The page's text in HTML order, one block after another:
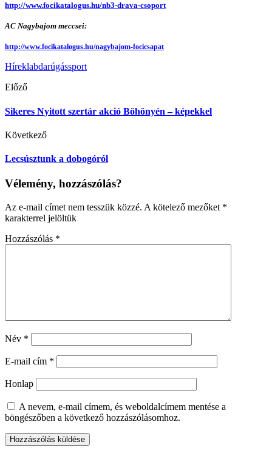
http://www.focikatalogus.hu/nb3-drava-csoport
AC Nagybajom meccsei:
http://www.focikatalogus.hu/nagybajom-focicsapat
Híreklabdarúgássport
Előző
Sikeres Nyitott szertár akció Böhönyén – képekkel
Következő
Lecsúsztunk a dobogóról
Vélemény, hozzászólás?
Az e-mail címet nem tesszük közzé. A kötelező mezőket *
karakterrel jelöltük
Hozzászólás *
Név *
E-mail cím *
Honlap
A nevem, e-mail címem, és weboldalcímem mentése a
böngészőben a következő hozzászólásomhoz.